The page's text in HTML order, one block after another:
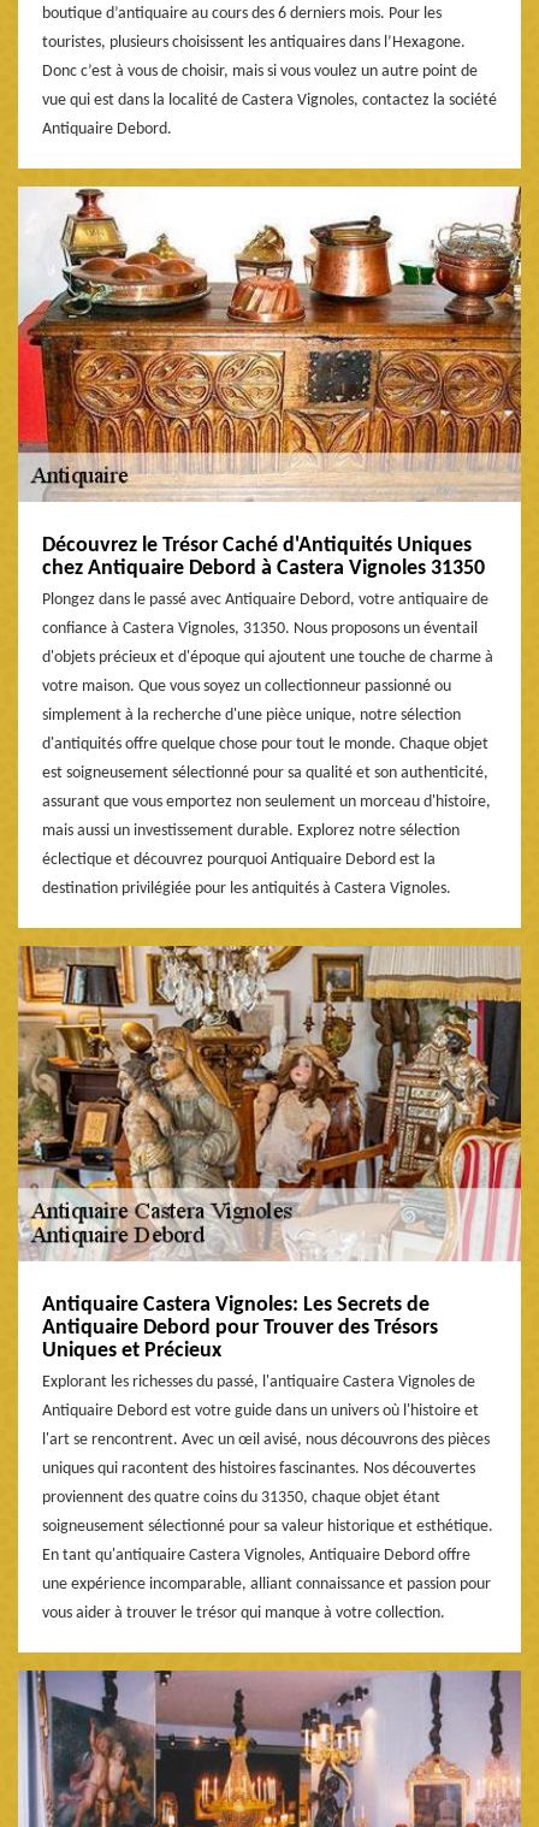
boutique d’antiquaire au cours des 6 derniers mois. Pour les
touristes, plusieurs choisissent les antiquaires dans l’Hexagone.
Donc c’est à vous de choisir, mais si vous voulez un autre point de
vue qui est dans la localité de Castera Vignoles, contactez la société
Antiquaire Debord.
Découvrez le Trésor Caché d'Antiquités Uniques
chez Antiquaire Debord à Castera Vignoles 31350
Plongez dans le passé avec Antiquaire Debord, votre antiquaire de
confiance à Castera Vignoles, 31350. Nous proposons un éventail
d'objets précieux et d'époque qui ajoutent une touche de charme à
votre maison. Que vous soyez un collectionneur passionné ou
simplement à la recherche d'une pièce unique, notre sélection
d'antiquités offre quelque chose pour tout le monde. Chaque objet
est soigneusement sélectionné pour sa qualité et son authenticité,
assurant que vous emportez non seulement un morceau d'histoire,
mais aussi un investissement durable. Explorez notre sélection
éclectique et découvrez pourquoi Antiquaire Debord est la
destination privilégiée pour les antiquités à Castera Vignoles.
Antiquaire Castera Vignoles: Les Secrets de
Antiquaire Debord pour Trouver des Trésors
Uniques et Précieux
Explorant les richesses du passé, l'antiquaire Castera Vignoles de
Antiquaire Debord est votre guide dans un univers où l'histoire et
l'art se rencontrent. Avec un œil avisé, nous découvrons des pièces
uniques qui racontent des histoires fascinantes. Nos découvertes
proviennent des quatre coins du 31350, chaque objet étant
soigneusement sélectionné pour sa valeur historique et esthétique.
En tant qu'antiquaire Castera Vignoles, Antiquaire Debord offre
une expérience incomparable, alliant connaissance et passion pour
vous aider à trouver le trésor qui manque à votre collection.